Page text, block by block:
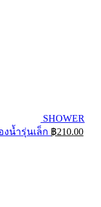
SHOWER
งน้ำรุ่นเล็ก ฿210.00